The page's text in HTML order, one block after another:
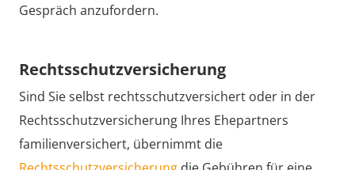
Gespräch anzufordern.
Rechtsschutzversicherung
Sind Sie selbst rechtsschutzversichert oder in der
Rechtsschutzversicherung Ihres Ehepartners
familienversichert, übernimmt die